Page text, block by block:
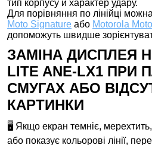
тип корпусу й характер удару.
Для порівняння по лінійці
Moto Signature або Motorola
допоможуть швидше
ЗАМІНА ДИСПЛЕЯ
LITE ANE-LX1 ПРИ
СМУГАХ АБО
КАРТИНКИ
🖥️ Якщо екран темніє,
або показує кольорові лінії,